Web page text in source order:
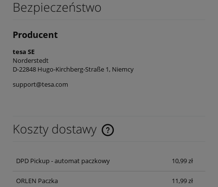
Bezpieczeństwo
Producent
tesa SE
Norderstedt
D-22848 Hugo-Kirchberg-Straße 1, Niemcy
support@tesa.com
Koszty dostawy
Cena nie zawiera ewentualnych kosztów płatności
DPD Pickup - automat paczkowy 10,99 zł
ORLEN Paczka 11,99 zł